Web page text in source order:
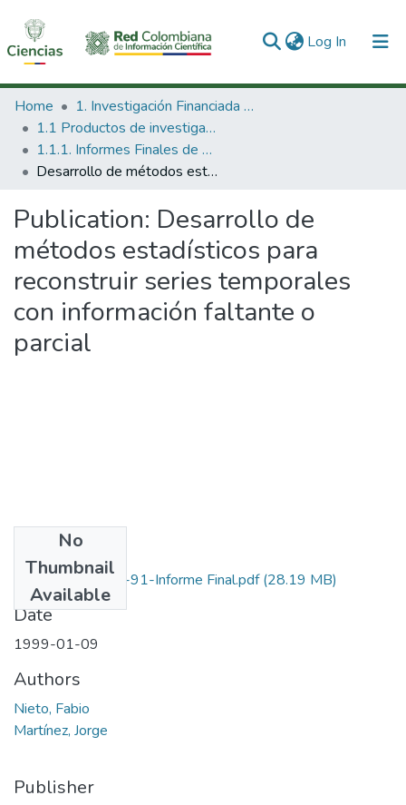
Log In (current)
Communities & Collections
All of DSpace
Statistics
Home
1. Investigación Financiada con Recursos Públicos
1.1 Productos de investigación
1.1.1. Informes Finales de Proyectos de Investigación
Desarrollo de métodos estadísticos para reconstruir series temporales con información faltante o parcial
Publication: Desarrollo de
métodos estadísticos para
reconstruir series temporales
con información faltante o
parcial
No
Thumbnail
Available
1101-05-092-91-Informe Final.pdf(28.19 MB)
Date
1999-01-09
Authors
Nieto, Fabio
Martínez, Jorge
Publisher